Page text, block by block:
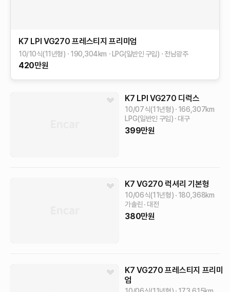
K7 LPI VG270 프레스티지 프리미엄
10/10식(11년형) 190,304km LPG(일반인 구입) 전남광주
420만원
K7 LPI VG270 디럭스
10/07식(11년형) 166,307km
LPG(일반인 구입)
대구
399만원
K7 VG270 럭셔리 기본형
10/06식(11년형) 180,368km
가솔린
대전
380만원
K7 VG270 프레스티지 프리미
엄